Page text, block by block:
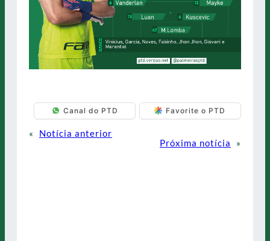
Canal do PTD Favorite o PTD
«
Notícia anterior
Próxima notícia
»